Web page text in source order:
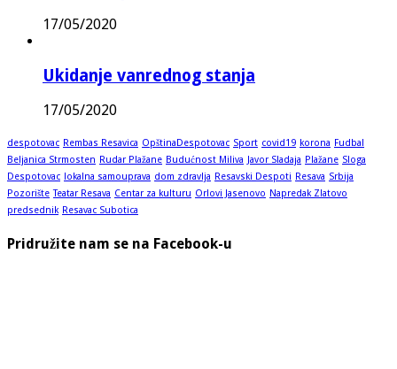
17/05/2020
Ukidanje vanrednog stanja
17/05/2020
despotovac Rembas Resavica OpštinaDespotovac Sport covid19 korona Fudbal
Beljanica Strmosten Rudar Plažane Budućnost Miliva Javor Sladaja Plažane Sloga
Despotovac lokalna samouprava dom zdravlja Resavski Despoti Resava Srbija
Pozorište Teatar Resava Centar za kulturu Orlovi Jasenovo Napredak Zlatovo
predsednik Resavac Subotica
Pridružite nam se na Facebook-u